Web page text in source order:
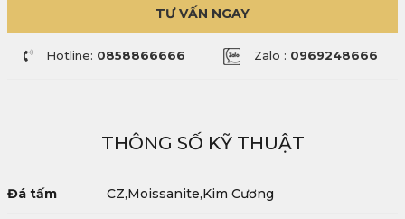
TƯ VẤN NGAY
Hotline: 0858866666 Zalo : 0969248666
THÔNG SỐ KỸ THUẬT
Đá tấm CZ,Moissanite,Kim Cương